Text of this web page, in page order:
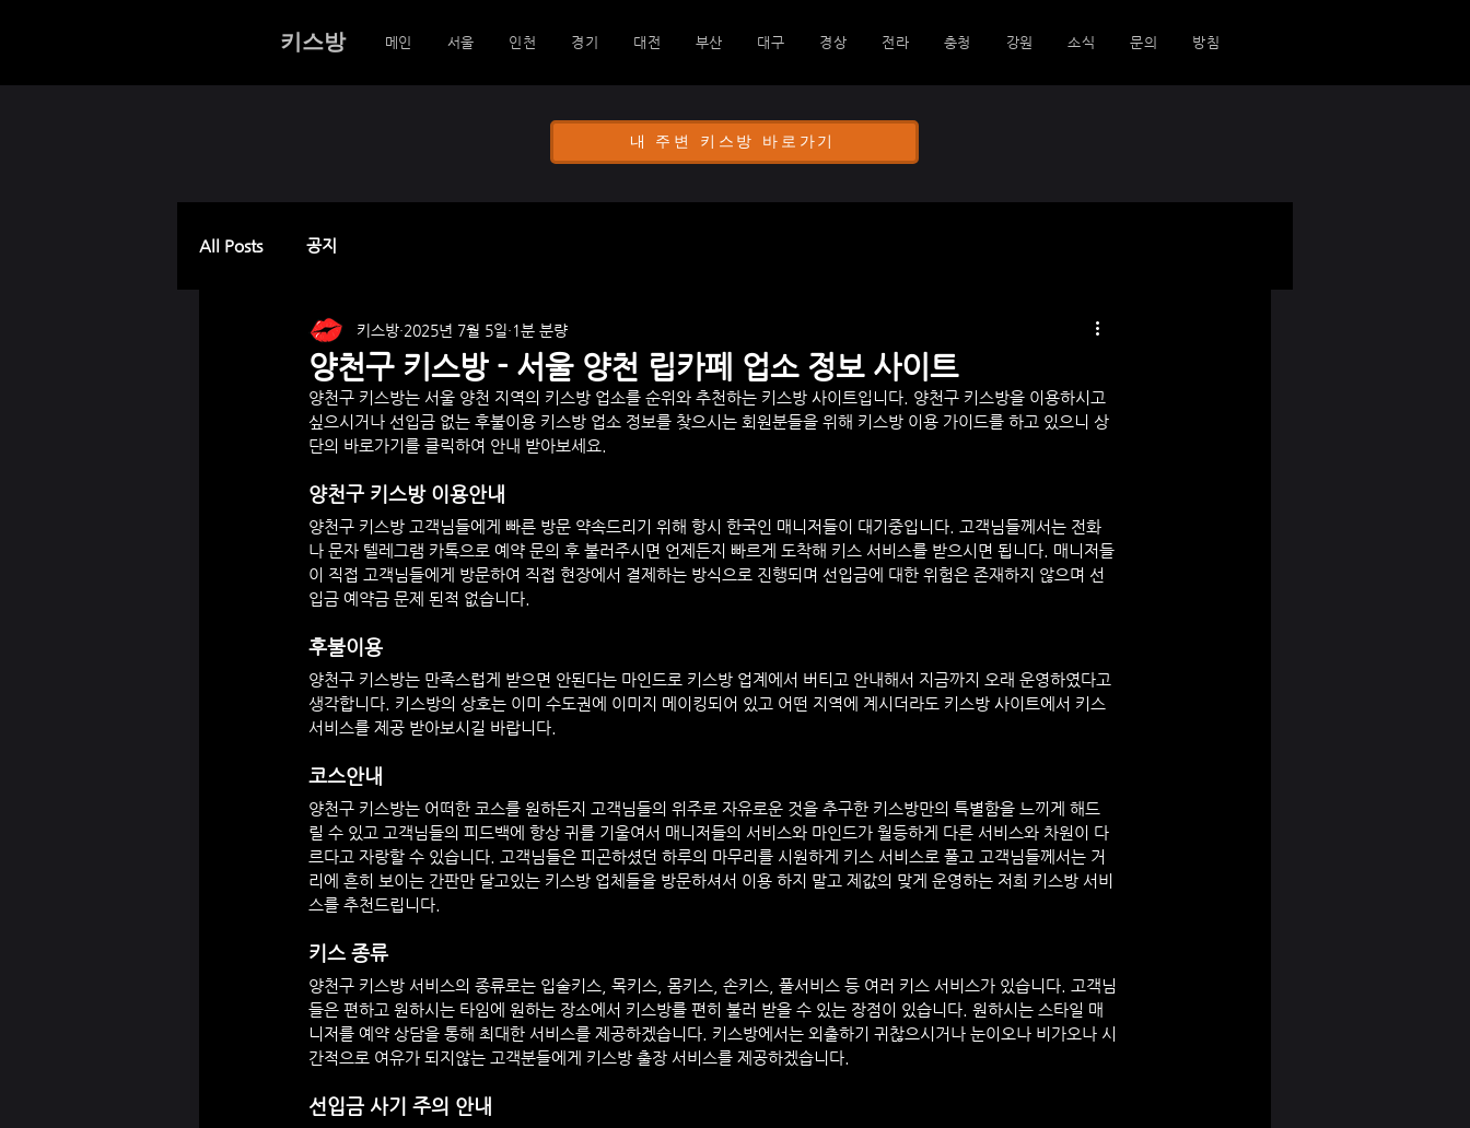
키스방 메인 서울 인천 경기 대전 부산 대구 경상 전라 충청 강원 소식 문의 방침
내 주변 키스방 바로가기
All Posts 공지
양천구 키스방 - 서울 양천 립카페 업소 정보 사이트
키스방 2025년 7월 5일 1분 분량
양천구 키스방는 서울 양천 지역의 키스방 업소를 순위와 추천하는 키스방 사이트입니다. 양천구 키스방을 이용하시고
싶으시거나 선입금 없는 후불이용 키스방 업소 정보를 찾으시는 회원분들을 위해 키스방 이용 가이드를 하고 있으니 상
단의 바로가기를 클릭하여 안내 받아보세요.
양천구 키스방 이용안내
양천구 키스방 고객님들에게 빠른 방문 약속드리기 위해 항시 한국인 매니저들이 대기중입니다. 고객님들께서는 전화
나 문자 텔레그램 카톡으로 예약 문의 후 불러주시면 언제든지 빠르게 도착해 키스 서비스를 받으시면 됩니다. 매니저들
이 직접 고객님들에게 방문하여 직접 현장에서 결제하는 방식으로 진행되며 선입금에 대한 위험은 존재하지 않으며 선
입금 예약금 문제 된적 없습니다.
후불이용
양천구 키스방는 만족스럽게 받으면 안된다는 마인드로 키스방 업계에서 버티고 안내해서 지금까지 오래 운영하였다고
생각합니다. 키스방의 상호는 이미 수도권에 이미지 메이킹되어 있고 어떤 지역에 계시더라도 키스방 사이트에서 키스
서비스를 제공 받아보시길 바랍니다.
코스안내
양천구 키스방는 어떠한 코스를 원하든지 고객님들의 위주로 자유로운 것을 추구한 키스방만의 특별함을 느끼게 해드
릴 수 있고 고객님들의 피드백에 항상 귀를 기울여서 매니저들의 서비스와 마인드가 월등하게 다른 서비스와 차원이 다
르다고 자랑할 수 있습니다. 고객님들은 피곤하셨던 하루의 마무리를 시원하게 키스 서비스로 풀고 고객님들께서는 거
리에 흔히 보이는 간판만 달고있는 키스방 업체들을 방문하셔서 이용 하지 말고 제값의 맞게 운영하는 저희 키스방 서비
스를 추천드립니다.
키스 종류
양천구 키스방 서비스의 종류로는 입술키스, 목키스, 몸키스, 손키스, 풀서비스 등 여러 키스 서비스가 있습니다. 고객님
들은 편하고 원하시는 타임에 원하는 장소에서 키스방를 편히 불러 받을 수 있는 장점이 있습니다. 원하시는 스타일 매
니저를 예약 상담을 통해 최대한 서비스를 제공하겠습니다. 키스방에서는 외출하기 귀찮으시거나 눈이오나 비가오나 시
간적으로 여유가 되지않는 고객분들에게 키스방 출장 서비스를 제공하겠습니다.
선입금 사기 주의 안내